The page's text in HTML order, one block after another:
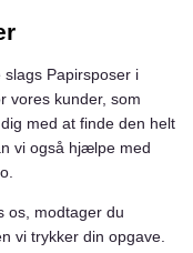
Papirsposer i
vores kunder, som
med at finde den helt
vi også hjælpe med
os, modtager du
vi trykker din opgave.